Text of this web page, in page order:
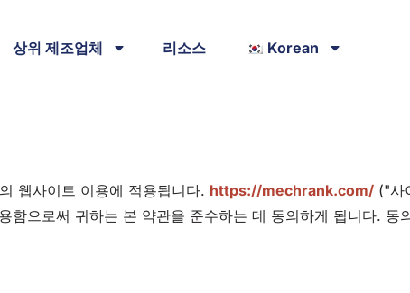
상위 제조업체 리소스 Korean
웹사이트 이용에 적용됩니다. https://mechrank.com/ ("사
으로써 귀하는 본 약관을 준수하는 데 동의하게 됩니다. 동